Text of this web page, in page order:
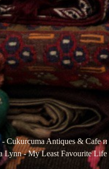
- Cukurcuma Antiques & Cafeи
Lynn - My Least Favourite Life